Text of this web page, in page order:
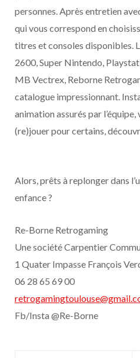
personnes. Après entretien
qui vous correspond en
titres et consoles disponibles.
2600, Super Nintendo,
MB Vectrex, Reborne
catalogue impressionnant.
animation assurés par l’équipe,
(re)jouer pour certains,
Alors, prêts à replonger dans
enfance ?
Re-Borne Retrogaming
Une société Carpentier
1 Quater Impasse François
06 28 65 69 00
Fb/Insta @Re-Borne